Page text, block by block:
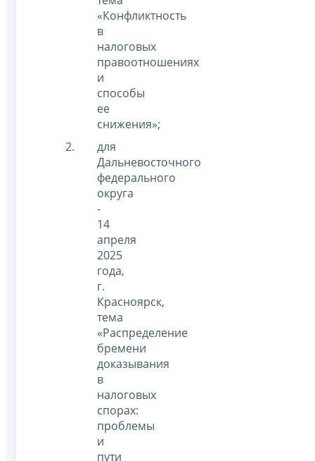
«Конфликтность
в
налоговых
правоотношениях
и
способы
ее
снижения»;
для
Дальневосточного
федерального
округа
-
14
апреля
2025
года,
г.
Красноярск,
тема
«Распределение
бремени
доказывания
в
налоговых
спорах:
проблемы
и
пути